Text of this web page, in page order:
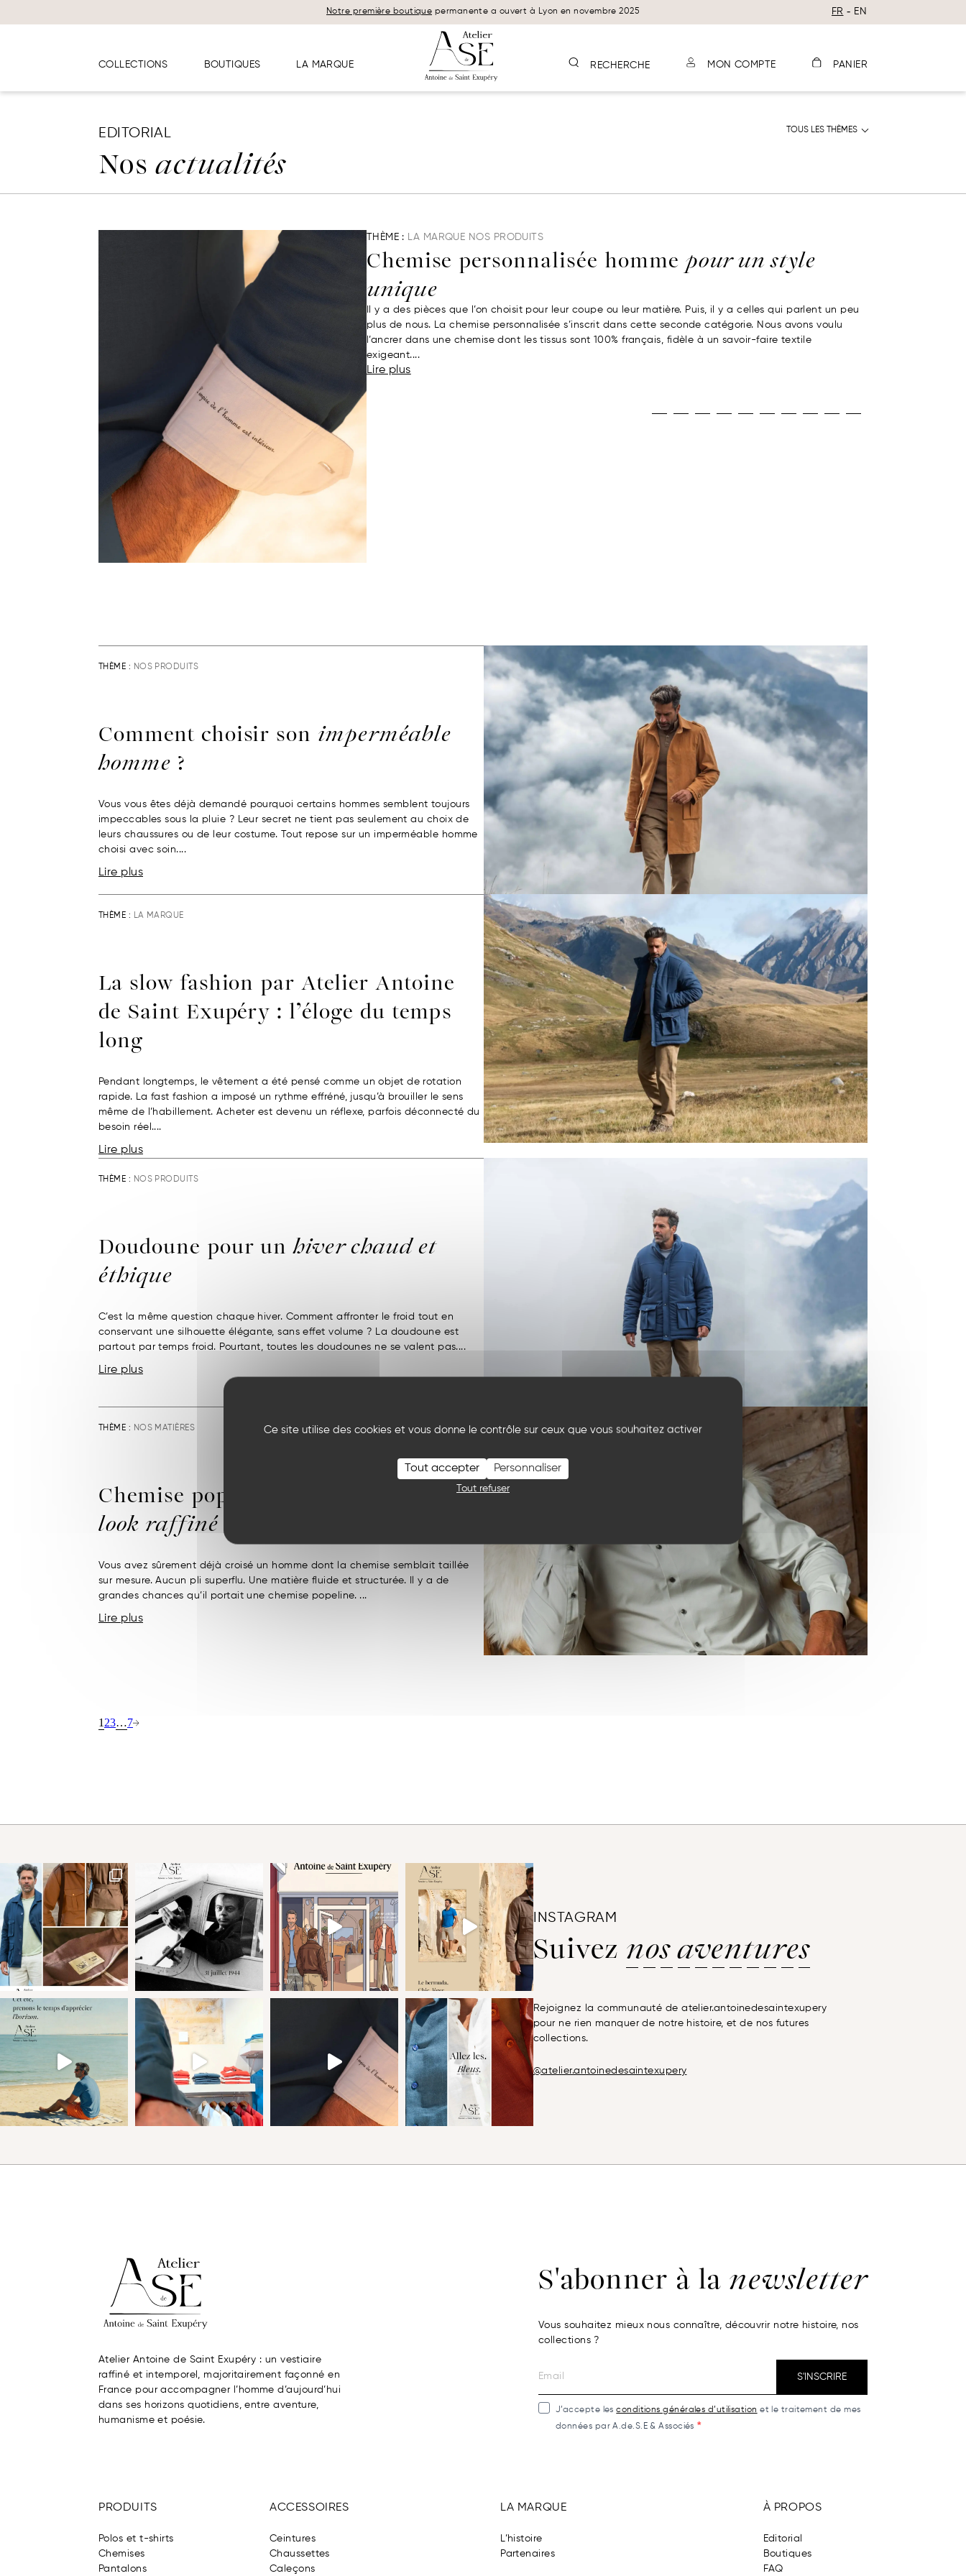
Ce site utilise des cookies et vous donne le contrôle sur ceux que vous souhaitez activer
Tout accepter
Tout refuser
Personnaliser
Notre première boutiquepermanente a ouvert à Lyon en novembre 2025 FR EN
COLLECTIONS BOUTIQUES LA MARQUE RECHERCHE MON COMPTE PANIER
EDITORIAL
Nosactualités
TOUS LES THÈMES
THÈME : LA MARQUE NOS PRODUITS
Chemise personnalisée homme pour un style
unique
Il y a des pièces que l’on choisit pour leur coupe ou leur matière. Puis, il y a celles qui parlent un peu
plus de nous. La chemise personnalisée s’inscrit dans cette seconde catégorie. Nous avons voulu
l’ancrer dans une chemise dont les tissus sont 100% français, fidèle à un savoir-faire textile
exigeant....
Lire plus
THÈME : NOS PRODUITS
Comment choisir son imperméable
homme ?
Vous vous êtes déjà demandé pourquoi certains hommes semblent toujours
impeccables sous la pluie ? Leur secret ne tient pas seulement au choix de
leurs chaussures ou de leur costume. Tout repose sur un imperméable homme
choisi avec soin....
Lire plus
THÈME : LA MARQUE
La slow fashion par Atelier Antoine
de Saint Exupéry : l’éloge du temps
long
Pendant longtemps, le vêtement a été pensé comme un objet de rotation
rapide. La fast fashion a imposé un rythme effréné, jusqu’à brouiller le sens
même de l’habillement. Acheter est devenu un réflexe, parfois déconnecté du
besoin réel....
Lire plus
THÈME : NOS PRODUITS
Doudoune pour unhiver chaud et
éthique
C’est la même question chaque hiver. Comment affronter le froid tout en
conservant une silhouette élégante, sans effet volume ? La doudoune est
partout par temps froid. Pourtant, toutes les doudounes ne se valent pas....
Lire plus
THÈME : NOS MATIÈRES
Chemise popeline homme
look raffiné
Vous avez sûrement déjà croisé un homme dont la chemise semblait taillée
sur mesure. Aucun pli superflu. Une matière fluide et structurée. Il y a de
grandes chances qu’il portait une chemise popeline. ...
Lire plus
123…7
INSTAGRAM
Suivez nos aventures
Rejoignez la communauté de atelier.antoinedesaintexupery
pour ne rien manquer de notre histoire, et de nos futures
collections.
@atelier.antoinedesaintexupery
Atelier Antoine de Saint Exupéry : un vestiaire
raffiné et intemporel, majoritairement façonné en
France pour accompagner l’homme d’aujourd’hui
dans ses horizons quotidiens, entre aventure,
humanisme et poésie.
S'abonner à la newsletter
Vous souhaitez mieux nous connaître, découvrir notre histoire, nos
collections ?
S'INSCRIRE
J’accepte lesconditions générales d’utilisation et le traitement de mes
données par A.de.S.E & Associés
PRODUITS
Polos et t-shirts
Chemises
Pantalons
ACCESSOIRES
Ceintures
Chaussettes
Caleçons
LA MARQUE
L’histoire
Partenaires
À PROPOS
Editorial
Boutiques
FAQ